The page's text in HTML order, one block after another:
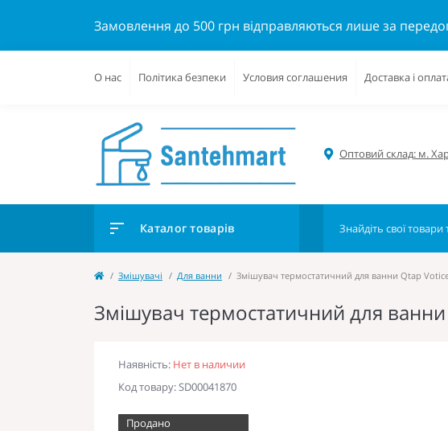
Замовлення до 500 грн відправляються лише за
О нас Політика безпеки Условия соглашения Доставка і
Оптовий склад: м.
Каталог товарів
Змішувачі Для ванни Змішувач термостатичний для ванни Qtap
Змішувач термостатичний для
Наявність: Нет в наличии
Код товару: SD00041870
Продано